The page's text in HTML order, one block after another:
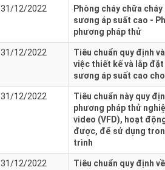
31/12/2022
Phòng cháy chữa
sương áp suất cao -
phương pháp thử
31/12/2022
Tiêu chuẩn quy định
việc thiết kế và lắp
sương áp suất cao
31/12/2022
Tiêu chuẩn này quy
phương pháp thử
video (VFD), hoạt
được, để sử dụng
trình
31/12/2022
Tiêu chuẩn quy định